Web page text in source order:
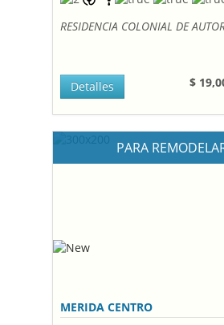
RESIDENCIA COLONIAL DE
$
Detalles
PARA
MERIDA CENTRO